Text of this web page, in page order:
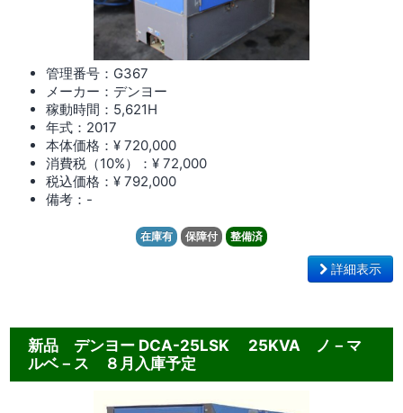
管理番号：G367
メーカー：デンヨー
稼動時間：5,621H
年式：2017
本体価格：¥ 720,000
消費税（10%）：¥ 72,000
税込価格：¥ 792,000
備考：-
在庫有 保障付 整備済
詳細表示
新品 デンヨー DCA-25LSK 25KVA ノ－マ
ルベ－ス ８月入庫予定